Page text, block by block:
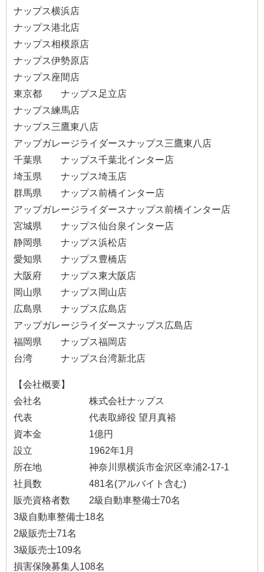
ナップス横浜店
ナップス港北店
ナップス相模原店
ナップス伊勢原店
ナップス座間店
東京都 ナップス足立店
ナップス練馬店
ナップス三鷹東八店
アップガレージライダースナップス三鷹東八店
千葉県 ナップス千葉北インター店
埼玉県 ナップス埼玉店
群馬県 ナップス前橋インター店
アップガレージライダースナップス前橋インター店
宮城県 ナップス仙台泉インター店
静岡県 ナップス浜松店
愛知県 ナップス豊橋店
大阪府 ナップス東大阪店
岡山県 ナップス岡山店
広島県 ナップス広島店
アップガレージライダースナップス広島店
福岡県 ナップス福岡店
台湾 ナップス台湾新北店
【会社概要】
会社名 株式会社ナップス
代表 代表取締役 望月真裕
資本金 1億円
設立 1962年1月
所在地 神奈川県横浜市金沢区幸浦2-17-1
社員数 481名(アルバイト含む)
販売資格者数 2級自動車整備士70名
3級自動車整備士18名
2級販売士71名
3級販売士109名
損害保険募集人108名